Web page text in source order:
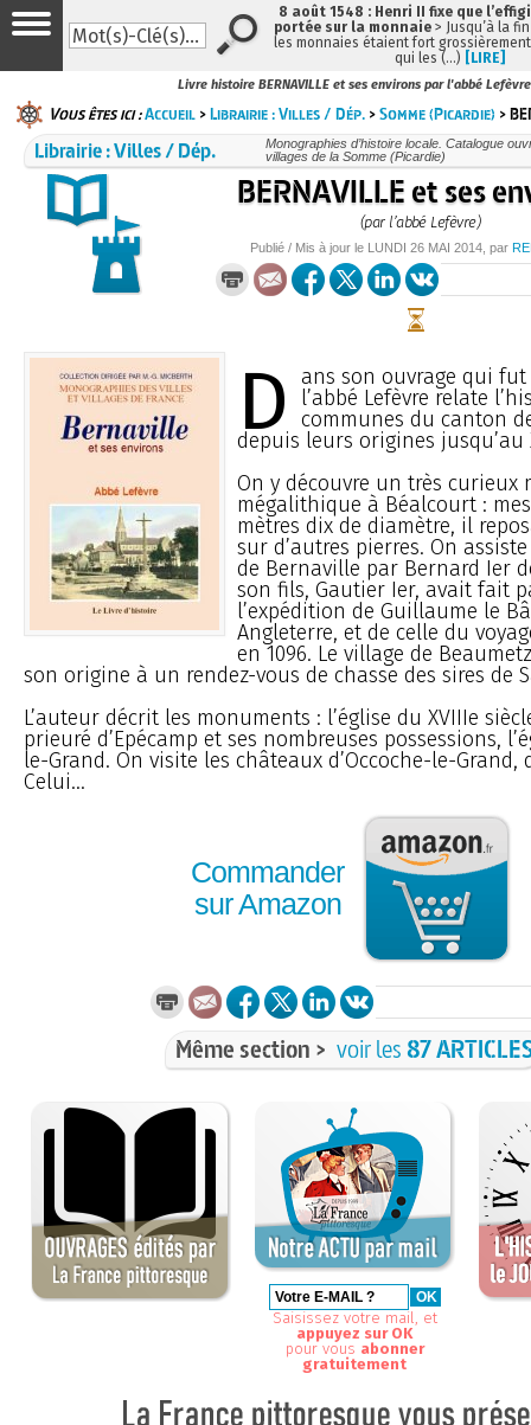
Livre histoire BERNAVILLE et ses environs par l'abbé Lefèvre
Vous êtes ici :Accueil >Librairie : Villes / Dép. >Somme (Picardie) >
Librairie : Villes / Dép.
Monographies d’histoire locale. Catalogue
villages de la Somme (Picardie)
BERNAVILLE et ses
(par l’abbé Lefèvre)
Publié / Mis à jour le LUNDI 26 MAI 2014 , par
D
ans son ouvrage qui fut
l’abbé Lefèvre relate
communes du canton
depuis leurs origines jusqu’au
On y découvre un très curieux
mégalithique à Béalcourt :
mètres dix de diamètre, il
sur d’autres pierres. On
de Bernaville par Bernard Ier
son fils, Gautier Ier, avait fait
l’expédition de Guillaume le
Angleterre, et de celle du
en 1096. Le village de
son origine à un rendez-vous de chasse des sires de
L’auteur décrit les monuments : l’église du XVIIIe
prieuré d’Epécamp et ses nombreuses possessions,
le-Grand. On visite les châteaux d’Occoche-le-Grand,
Celui...
Commander
sur Amazon
Même section > voir les87
Saisissez votre mail, et
appuyez sur OK
pour vous abonner
gratuitement
8 août 1548 : Henri II fixe que
portée sur la monnaie > Jusqu’à la
les monnaies étaient fort
qui les (…) [LIRE]